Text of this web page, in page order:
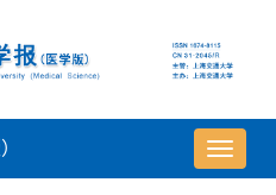
导
航